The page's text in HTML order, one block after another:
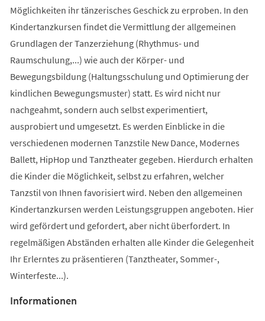
Möglichkeiten ihr tänzerisches Geschick zu erproben. In den
Kindertanzkursen findet die Vermittlung der allgemeinen
Grundlagen der Tanzerziehung (Rhythmus- und
Raumschulung,...) wie auch der Körper- und
Bewegungsbildung (Haltungsschulung und Optimierung der
kindlichen Bewegungsmuster) statt. Es wird nicht nur
nachgeahmt, sondern auch selbst experimentiert,
ausprobiert und umgesetzt. Es werden Einblicke in die
verschiedenen modernen Tanzstile New Dance, Modernes
Ballett, HipHop und Tanztheater gegeben. Hierdurch erhalten
die Kinder die Möglichkeit, selbst zu erfahren, welcher
Tanzstil von Ihnen favorisiert wird. Neben den allgemeinen
Kindertanzkursen werden Leistungsgruppen angeboten. Hier
wird gefördert und gefordert, aber nicht überfordert. In
regelmäßigen Abständen erhalten alle Kinder die Gelegenheit
Ihr Erlerntes zu präsentieren (Tanztheater, Sommer-,
Winterfeste...).
Informationen